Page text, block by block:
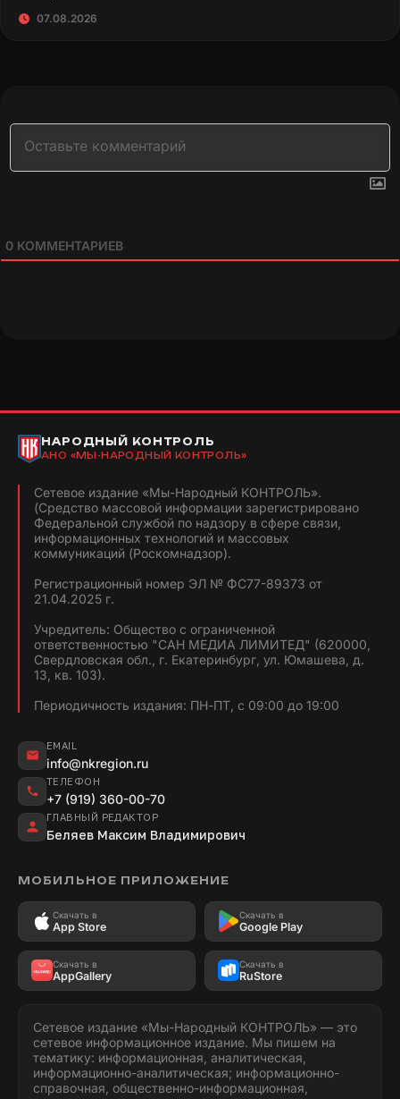
07.08.2026
0 КОММЕНТАРИЕВ
НАРОДНЫЙ КОНТРОЛЬ
АНО «МЫ-НАРОДНЫЙ КОНТРОЛЬ»
Сетевое издание «Мы-Народный КОНТРОЛЬ».
(Средство массовой информации зарегистрировано
Федеральной службой по надзору в сфере связи,
информационных технологий и массовых
коммуникаций (Роскомнадзор).
Регистрационный номер ЭЛ № ФС77-89373 от
21.04.2025 г.
Учредитель: Общество с ограниченной
ответственностью "САН МЕДИА ЛИМИТЕД" (620000,
Свердловская обл., г. Екатеринбург, ул. Юмашева, д.
13, кв. 103).
Периодичность издания: ПН-ПТ, с 09:00 до 19:00
EMAIL
info@nkregion.ru
ТЕЛЕФОН
+7 (919) 360-00-70
ГЛАВНЫЙ РЕДАКТОР
Беляев Максим Владимирович
МОБИЛЬНОЕ ПРИЛОЖЕНИЕ
Скачать в
App Store
Скачать в
Google Play
Скачать в
AppGallery
Скачать в
RuStore
Сетевое издание «Мы-Народный КОНТРОЛЬ» — это
сетевое информационное издание. Мы пишем на
тематику: информационная, аналитическая,
информационно-аналитическая; информационно-
справочная, общественно-информационная,